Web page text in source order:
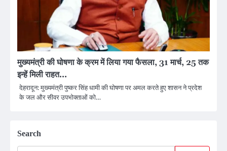
मुख्यमंत्री की घोषणा के क्रम में लिया गया फैसला, 31 मार्च, 25 तक
इन्हें मिली राहत…
देहरादून: मुख्यमंत्री पुष्कर सिंह धामी की घोषणा पर अमल करते हुए शासन ने प्रदेश
के जल और सीवर उपभोक्ताओं को…
Search